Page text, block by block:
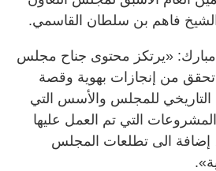
الشيخ فاهم بن سلطان القاسمي.
مبارك: «يرتكز محتوى جناح مجلس
من إنجازات بهوية وقصة
للمجلس والأسس التي
التي تم العمل عليها
إضافة الى تطلعات المجلس